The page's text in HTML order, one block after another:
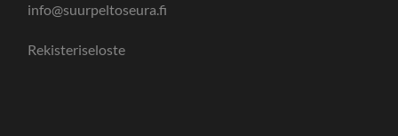
info@suurpeltoseura.fi
Rekisteriseloste